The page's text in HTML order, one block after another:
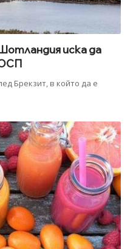
иска да
ОСП
Брекзит, в който да е